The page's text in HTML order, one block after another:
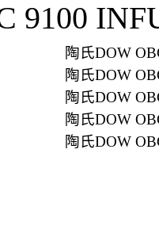
9100
陶氏DOW
陶氏DOW
陶氏DOW
陶氏DOW
陶氏DOW